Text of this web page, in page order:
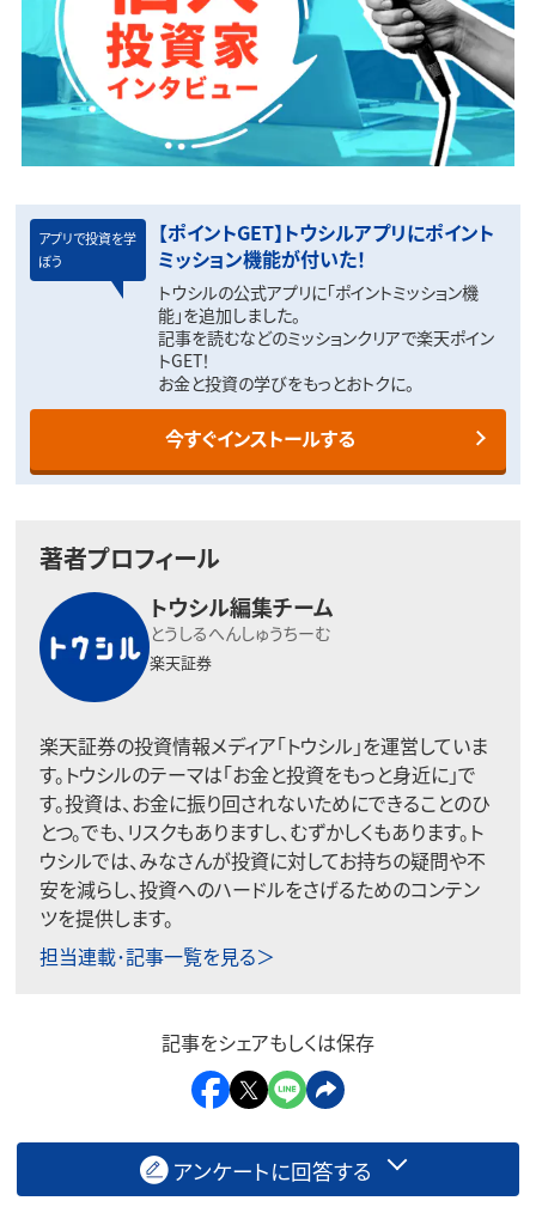
アプリで投資を学
ぼう
【ポイントGET】トウシルアプリにポイント
ミッション機能が付いた！
トウシルの公式アプリに「ポイントミッション機
能」を追加しました。
記事を読むなどのミッションクリアで楽天ポイン
トGET！
お金と投資の学びをもっとおトクに。
今すぐインストールする
著者プロフィール
トウシル編集チーム
とうしるへんしゅうちーむ
楽天証券
楽天証券の投資情報メディア「トウシル」を運営していま
す。トウシルのテーマは「お金と投資をもっと身近に」で
す。投資は、お金に振り回されないためにできることのひ
とつ。でも、リスクもありますし、むずかしくもあります。ト
ウシルでは、みなさんが投資に対してお持ちの疑問や不
安を減らし、投資へのハードルをさげるためのコンテン
ツを提供します。
担当連載･記事一覧を見る＞
記事をシェアもしくは保存
アンケートに回答する